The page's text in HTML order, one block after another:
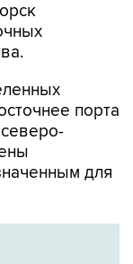
порта
для